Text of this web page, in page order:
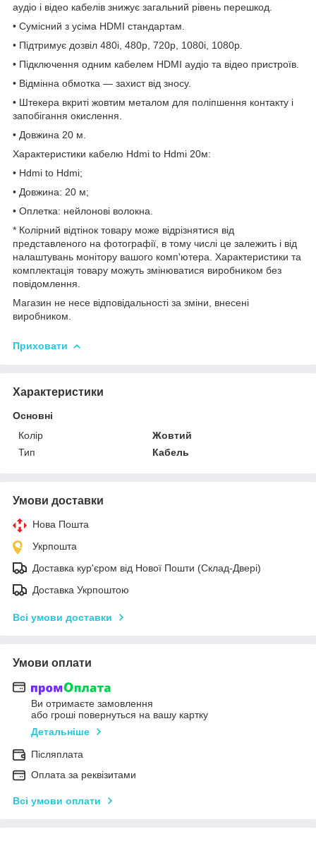
аудіо і відео кабелів знижує загальний рівень перешкод.
• Сумісний з усіма HDMI стандартам.
• Підтримує дозвіл 480i, 480p, 720p, 1080i, 1080p.
• Підключення одним кабелем HDMI аудіо та відео пристроїв.
• Відмінна обмотка — захист від зносу.
• Штекера вкриті жовтим металом для поліпшення контакту і
запобігання окислення.
• Довжина 20 м.
Характеристики кабелю Hdmi to Hdmi 20м:
• Hdmi to Hdmi;
• Довжина: 20 м;
• Оплетка: нейлонові волокна.
* Колірний відтінок товару може відрізнятися від
представленого на фотографії, в тому числі це залежить і від
налаштувань монітору вашого комп'ютера. Характеристики та
комплектація товару можуть змінюватися виробником без
повідомлення.
Магазин не несе відповідальності за зміни, внесені
виробником.
Приховати
Характеристики
Основні
Колір
Жовтий
Тип
Кабель
Умови доставки
Нова Пошта
Укрпошта
Доставка кур'єром від Нової Пошти (Склад-Двері)
Доставка Укрпоштою
Всі умови доставки
Умови оплати
Ви отримаєте замовлення
або гроші повернуться на вашу картку
Детальніше
Післяплата
Оплата за реквізитами
Всі умови оплати